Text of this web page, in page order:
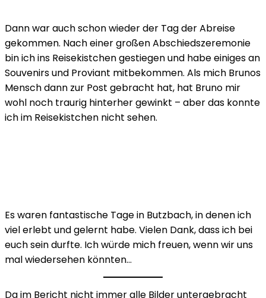
Dann war auch schon wieder der Tag der Abreise
gekommen. Nach einer großen Abschiedszeremonie
bin ich ins Reisekistchen gestiegen und habe einiges an
Souvenirs und Proviant mitbekommen. Als mich Brunos
Mensch dann zur Post gebracht hat, hat Bruno mir
wohl noch traurig hinterher gewinkt – aber das konnte
ich im Reisekistchen nicht sehen.
Es waren fantastische Tage in Butzbach, in denen ich
viel erlebt und gelernt habe. Vielen Dank, dass ich bei
euch sein durfte. Ich würde mich freuen, wenn wir uns
mal wiedersehen könnten…
Da im Bericht nicht immer alle Bilder untergebracht